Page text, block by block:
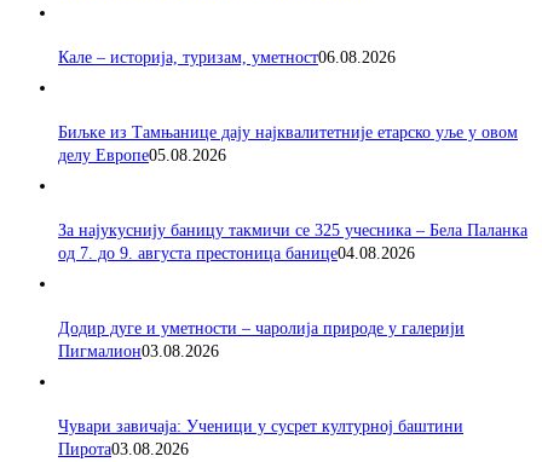
Кале – историја, туризам, уметност06.08.2026
Биљке из Тамњанице дају најквалитетније етарско уље у овом
делу Европе05.08.2026
За најукуснију баницу такмичи се 325 учесника – Бела Паланка
од 7. до 9. августа престоница банице04.08.2026
Додир дуге и уметности – чаролија природе у галерији
Пигмалион03.08.2026
Чувари завичаја: Ученици у сусрет културној баштини
Пирота03.08.2026